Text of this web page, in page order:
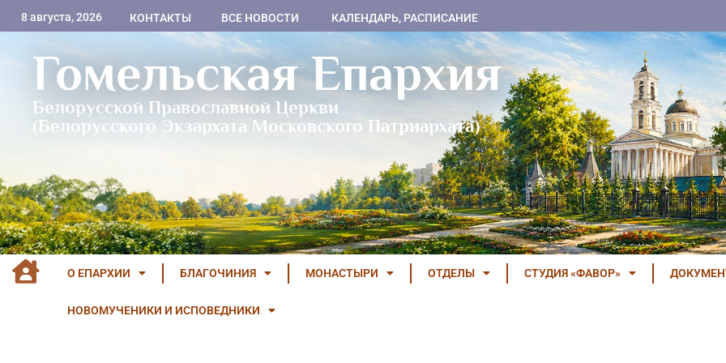
8 августа, 2026 КОНТАКТЫ ВСЕ НОВОСТИ КАЛЕНДАРЬ, РАСПИСАНИЕ
Гомельская Епархия
Белорусской Православной Церкви
(Белорусского Экзархата Московского Патриархата)
О ЕПАРХИИ БЛАГОЧИНИЯ МОНАСТЫРИ ОТДЕЛЫ СТУДИЯ «ФАВОР»
НОВОМУЧЕНИКИ И ИСПОВЕДНИКИ